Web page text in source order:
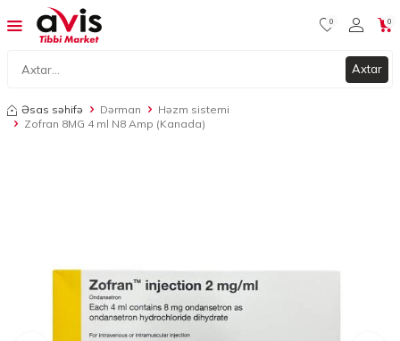
Axtar
0 0
Əsas səhifə Dərman
Həzm sistemi
Zofran 8MG 4 ml N8 Amp (Kanada)